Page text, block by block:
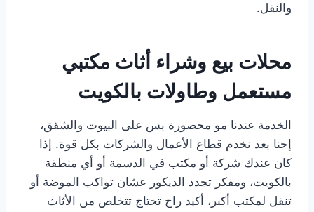
والنقل.
محلات بيع وشراء أثاث مكتبي
مستعمل وطاولات بالكويت
الخدمة عندنا مو محصورة بس على البيوت والشقق،
إحنا بعد نخدم قطاع الأعمال والشركات بكل قوة. إذا
كان عندك شركة أو مكتب في الدسمة أو أي منطقة
بالكويت، ومفكر تجدد الديكور عشان تواكب الموضة أو
تنقل لمكتب أكبر، أكيد راح تحتاج تتخلص من الأثاث